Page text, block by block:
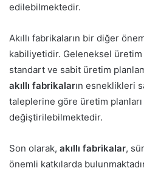
edilebilmektedir.
Akıllı fabrikaların bir diğer
kabiliyetidir. Geleneksel
standart ve sabit üretim
akıllı fabrikaların esneklikleri
taleplerine göre üretim planları
değiştirilebilmektedir.
Son olarak, akıllı fabrikalar,
önemli katkılarda